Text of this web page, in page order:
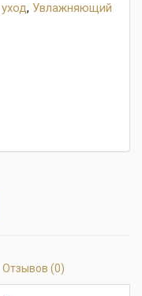
, Увлажняющий
Отзывов (0)